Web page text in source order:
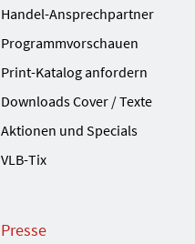
Handel-Ansprechpartner
Programmvorschauen
Print-Katalog anfordern
Downloads Cover / Texte
Aktionen und Specials
VLB-Tix
Presse